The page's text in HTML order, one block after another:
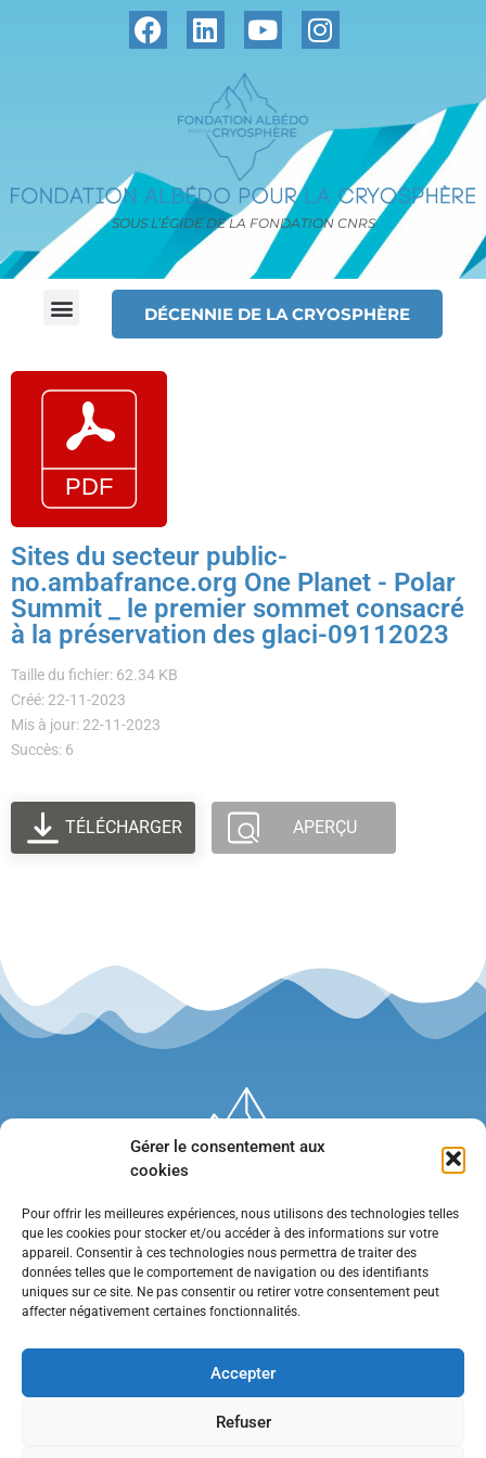
Gérer le consentement aux
cookies
Pour offrir les meilleures expériences, nous utilisons des technologies telles
que les cookies pour stocker et/ou accéder à des informations sur votre
appareil. Consentir à ces technologies nous permettra de traiter des
données telles que le comportement de navigation ou des identifiants
uniques sur ce site. Ne pas consentir ou retirer votre consentement peut
affecter négativement certaines fonctionnalités.
Accepter
Refuser
SOUS L’ÉGIDE DE LA FONDATION CNRS
DÉCENNIE DE LA CRYOSPHÈRE
Sites du secteur public-
no.ambafrance.org One Planet - Polar
Summit _ le premier sommet consacré
à la préservation des glaci-09112023
Taille du fichier: 62.34 KB
Créé: 22-11-2023
Mis à jour: 22-11-2023
Succès: 6
TÉLÉCHARGER APERÇU
•Contact